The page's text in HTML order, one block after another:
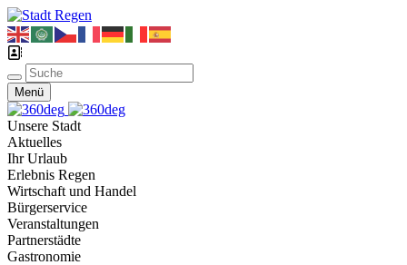
Menü
Unsere Stadt
Aktuelles
Ihr Urlaub
Erlebnis Regen
Wirtschaft und Handel
Bürgerservice
Veranstaltungen
Partnerstädte
Gastronomie